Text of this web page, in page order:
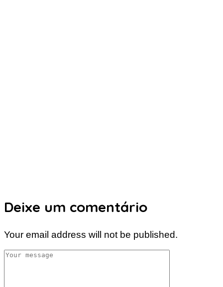
Deixe um comentário
Your email address will not be published.